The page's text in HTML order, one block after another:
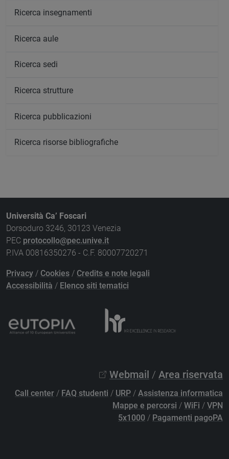
Ricerca insegnamenti
Ricerca aule
Ricerca sedi
Ricerca strutture
Ricerca pubblicazioni
Ricerca risorse bibliografiche
Università Ca’ Foscari
Dorsoduro 3246, 30123 Venezia
PEC protocollo@pec.unive.it
P.IVA 00816350276 - C.F. 80007720271
Privacy / Cookies / Credits e note legali
Accessibilità / Elenco siti tematici
Webmail / Area riservata
Call center / FAQ studenti / URP / Assistenza informatica
Mappe e percorsi / WiFi / VPN
5x1000 / Pagamenti pagoPA